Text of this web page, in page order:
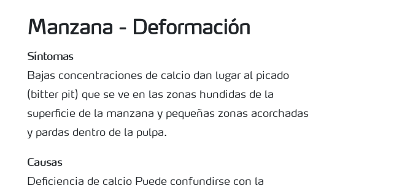
Manzana - Deformación
Síntomas
Bajas concentraciones de calcio dan lugar al picado
(bitter pit) que se ve en las zonas hundidas de la
superficie de la manzana y pequeñas zonas acorchadas
y pardas dentro de la pulpa.
Causas
Deficiencia de calcio Puede confundirse con la